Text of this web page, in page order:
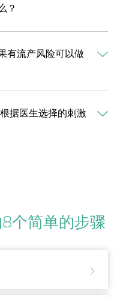
？
有流产风险可以做
据医生选择的刺激
个简单的步骤